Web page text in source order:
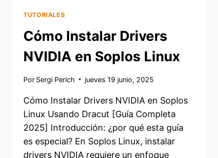
TUTORIALES
Cómo Instalar Drivers
NVIDIA en Soplos Linux
Por Sergi Perich jueves 19 junio, 2025
Cómo Instalar Drivers NVIDIA en Soplos
Linux Usando Dracut [Guía Completa
2025] Introducción: ¿por qué esta guía
es especial? En Soplos Linux, instalar
drivers NVIDIA requiere un enfoque